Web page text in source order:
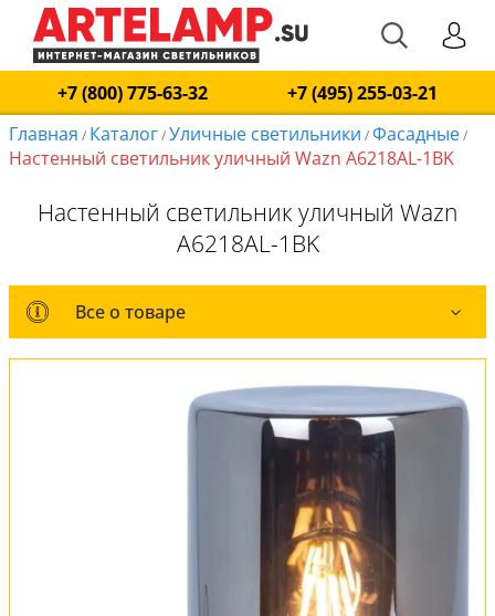
+7 (800) 775-63-32
+7 (495) 255-03-21
Главная / Каталог/Уличные светильники /Фасадные/
Настенный светильник уличный Wazn A6218AL-1BK
Настенный светильник уличный Wazn
A6218AL-1BK
Все о товаре
Все о товаре
Комплект лампочек